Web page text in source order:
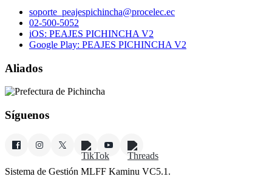
soporte_peajespichincha@procelec.ec
02-500-5052
iOS: PEAJES PICHINCHA V2
Google Play: PEAJES PICHINCHA V2
Aliados
Síguenos
Sistema de Gestión MLFF Kaminu VC5.1.